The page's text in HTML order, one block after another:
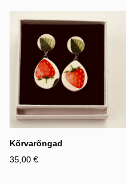
Kõrvarõngad
35,00 €